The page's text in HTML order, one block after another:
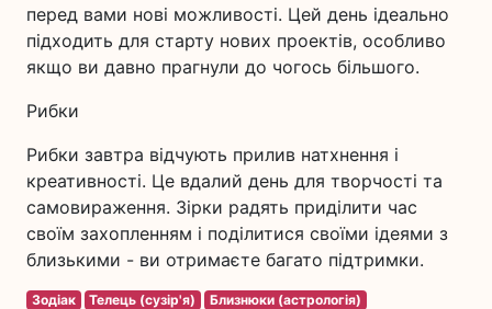
перед вами нові можливості. Цей день ідеально
підходить для старту нових проектів, особливо
якщо ви давно прагнули до чогось більшого.
Рибки
Рибки завтра відчують прилив натхнення і
креативності. Це вдалий день для творчості та
самовираження. Зірки радять приділити час
своїм захопленням і поділитися своїми ідеями з
близькими - ви отримаєте багато підтримки.
Зодіак Телець (сузір'я)
Близнюки (астрологія)